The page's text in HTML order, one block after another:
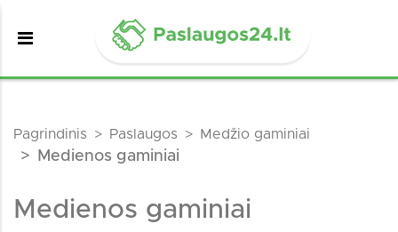
Pagrindinis Paslaugos Medžio gaminiai
Medienos gaminiai
Medienos gaminiai